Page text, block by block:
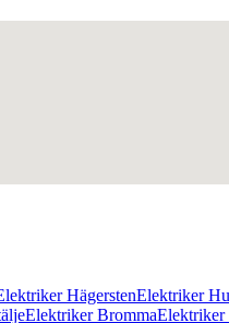
HägerstenElektriker
Elektriker BrommaElektriker